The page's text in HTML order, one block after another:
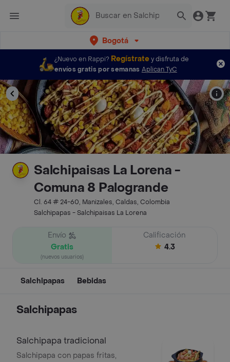
Bogotá
¿Nuevo en Rappi? Regístratey disfruta de
envíos gratis por semanas Aplican TyC
Salchipaisas La Lorena -
Comuna 8 Palogrande
Cl. 64 # 24-60, Manizales, Caldas, Colombia
Salchipapas - Salchipaisas La Lorena
Envío
Gratis
(nuevos usuarios)
Calificación
4.3
Salchipapas Bebidas
Salchipapas
Salchipapa tradicional
Salchipapa con papas fritas,